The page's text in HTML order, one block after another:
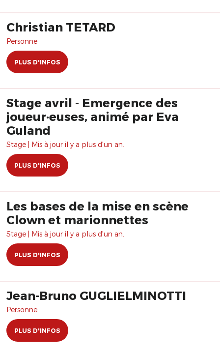
Tétard
Christian TETARD
Personne
PLUS D'INFOS
Stage avril - Emergence des
joueur·euses, animé par Eva
Guland
Stage | Mis à jour il y a plus d'un an.
PLUS D'INFOS
Les bases de la mise en scène
Clown et marionnettes
Stage | Mis à jour il y a plus d'un an.
PLUS D'INFOS
Jean-Bruno GUGLIELMINOTTI
Personne
PLUS D'INFOS